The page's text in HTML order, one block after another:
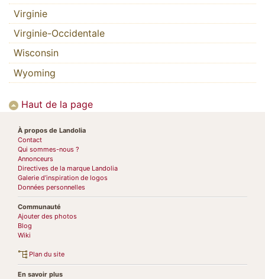
Virginie
Virginie-Occidentale
Wisconsin
Wyoming
Haut de la page
À propos de Landolia
Contact
Qui sommes-nous ?
Annonceurs
Directives de la marque Landolia
Galerie d’inspiration de logos
Données personnelles
Communauté
Ajouter des photos
Blog
Wiki
Plan du site
En savoir plus